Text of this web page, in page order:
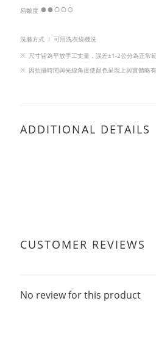
易皺度 ●●○○○
洗滌方式 I 可用洗衣袋機洗
※ 尺寸皆為平放手工丈量， 誤差±1-2公分為正常
※ 因拍攝時間與光線角度使顏色呈現上與實體略
ADDITIONAL DETAILS
CUSTOMER REVIEWS
No review for this product